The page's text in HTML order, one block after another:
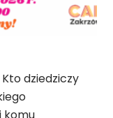
dziedziczy